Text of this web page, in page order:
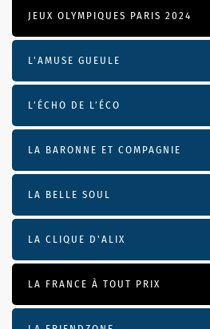
JEUX OLYMPIQUES PARIS 2024
L'AMUSE GUEULE
L’ÉCHO DE L’ÉCO
LA BARONNE ET COMPAGNIE
LA BELLE SOUL
LA CLIQUE D'ALIX
LA FRANCE À TOUT PRIX